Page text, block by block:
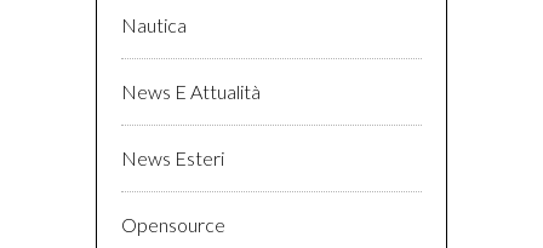
Nautica
News E Attualità
News Esteri
Opensource